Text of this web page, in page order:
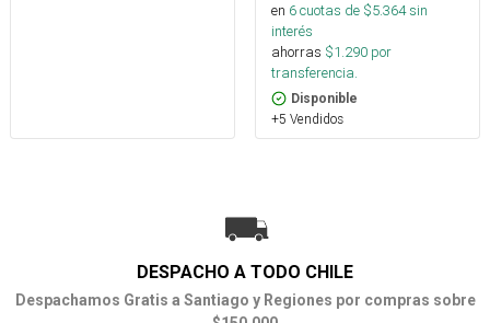
en 6cuotas de $5.364sin
interés
ahorras $1.290 por
transferencia.
Disponible
+5 Vendidos
DESPACHO A TODO CHILE
Despachamos Gratis a Santiago y Regiones por compras sobre